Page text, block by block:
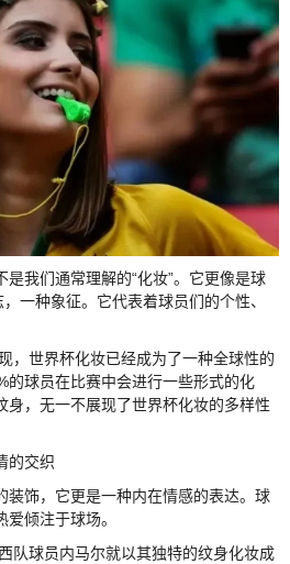
我们通常理解的“化妆”。它更像是球
一种象征。它代表着球员们的个性、
，世界杯化妆已经成为了一种全球性的
的球员在比赛中会进行一些形式的化
身，无一不展现了世界杯化妆的多样性
的交织
装饰，它更是一种内在情感的表达。球
倾注于球场。
队球员内马尔就以其独特的纹身化妆成